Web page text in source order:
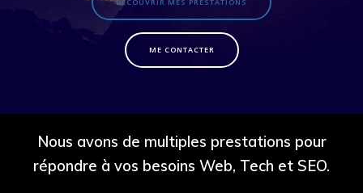
ME CONTACTER
Nous avons de multiples prestations pour
répondre à vos besoins Web, Tech et SEO.